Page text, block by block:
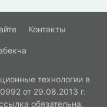
Контакты
технологии в
от 29.08.2013 г.
обязательна.